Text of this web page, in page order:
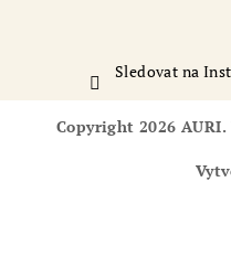
Sledovat na
Copyright 2026 AURI